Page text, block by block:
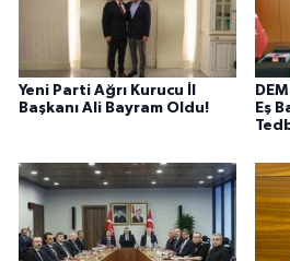
Yeni Parti Ağrı Kurucu İl
Başkanı Ali Bayram Oldu!
Eş